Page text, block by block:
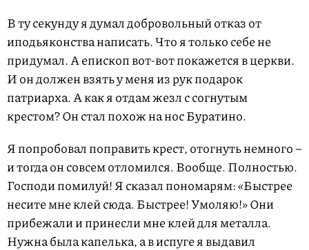
В ту секунду я думал добровольный отказ от
иподьяконства написать. Что я только себе не
придумал. А епископ вот-вот покажется в церкви.
И он должен взять у меня из рук подарок
патриарха. А как я отдам жезл с согнутым
крестом? Он стал похож на нос Буратино.
Я попробовал поправить крест, отогнуть немного –
и тогда он совсем отломился. Вообще. Полностью.
Господи помилуй! Я сказал пономарям: «Быстрее
несите мне клей сюда. Быстрее! Умоляю!» Они
прибежали и принесли мне клей для металла.
Нужна была капелька, а в испуге я выдавил